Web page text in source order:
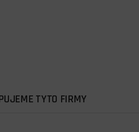
TYTO FIRMY